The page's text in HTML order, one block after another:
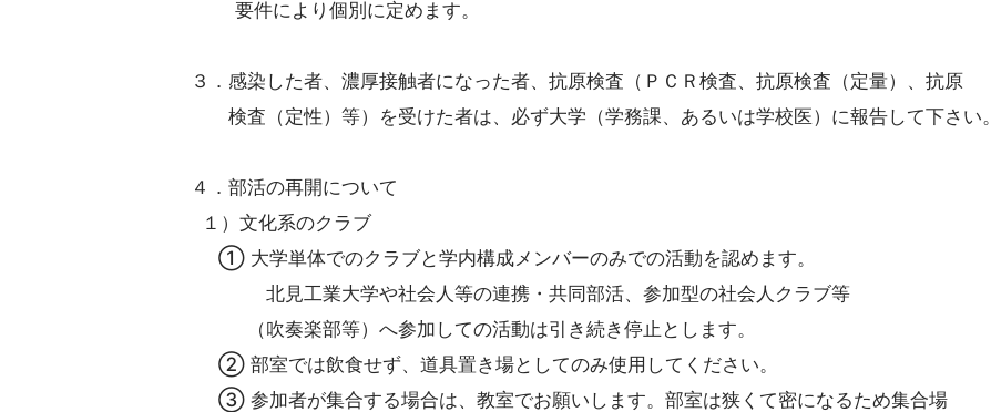
要件により個別に定めます。
３．感染した者、濃厚接触者になった者、抗原検査（ＰＣＲ検査、抗原検査（定量）、抗原
検査（定性）等）を受けた者は、必ず大学（学務課、あるいは学校医）に報告して下さい。
４．部活の再開について
１）文化系のクラブ
① 大学単体でのクラブと学内構成メンバーのみでの活動を認めます。
北見工業大学や社会人等の連携・共同部活、参加型の社会人クラブ等
（吹奏楽部等）へ参加しての活動は引き続き停止とします。
② 部室では飲食せず、道具置き場としてのみ使用してください。
③ 参加者が集合する場合は、教室でお願いします。部室は狭くて密になるため集合場